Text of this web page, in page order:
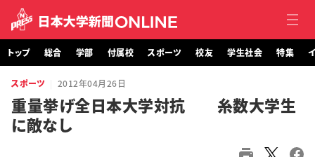
トップ
総合
トップ 総合 学部 付属校 スポーツ 校友 学生社会 特集
スポーツ 2012年04月26日
重量挙げ全日本大学対抗 糸数大学生
に敵なし